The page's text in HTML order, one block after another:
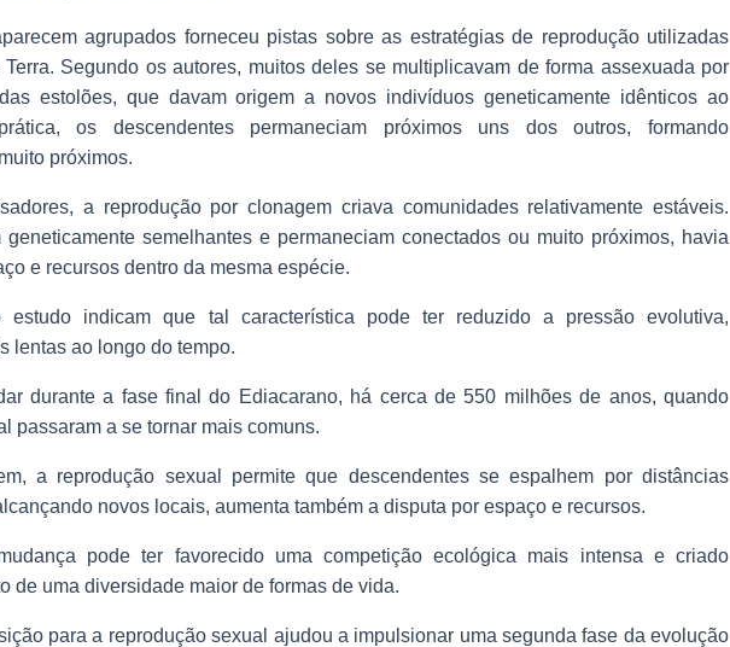
agrupados forneceu pistas sobre as estratégias de reprodução utilizadas
Segundo os autores, muitos deles se multiplicavam de forma assexuada por
estolões, que davam origem a novos indivíduos geneticamente idênticos ao
os descendentes permaneciam próximos uns dos outros, formando
próximos.
a reprodução por clonagem criava comunidades relativamente estáveis.
semelhantes e permaneciam conectados ou muito próximos, havia
e recursos dentro da mesma espécie.
estudo indicam que tal característica pode ter reduzido a pressão evolutiva,
lentas ao longo do tempo.
durante a fase final do Ediacarano, há cerca de 550 milhões de anos, quando
passaram a se tornar mais comuns.
a reprodução sexual permite que descendentes se espalhem por distâncias
novos locais, aumenta também a disputa por espaço e recursos.
pode ter favorecido uma competição ecológica mais intensa e criado
de uma diversidade maior de formas de vida.
para a reprodução sexual ajudou a impulsionar uma segunda fase da evolução